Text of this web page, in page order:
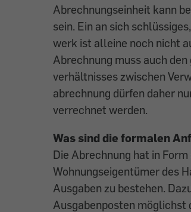
Abrechnungseinheit kann
sein. Ein an sich
werk ist alleine noch nicht
Abrechnung muss auch
verhältnisses zwischen
abrechnung dürfen daher
verrechnet werden.
Was sind die formalen
Die Abrechnung hat in
Wohnungseigentümer des
Ausgaben zu bestehen.
Ausgabenposten